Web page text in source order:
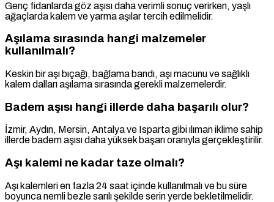
Genç fidanlarda göz aşısı daha verimli sonuç verirken, yaşlı
ağaçlarda kalem ve yarma aşılar tercih edilmelidir.
Aşılama sırasında hangi malzemeler
kullanılmalı?
Keskin bir aşı bıçağı, bağlama bandı, aşı macunu ve sağlıklı
kalem dalları aşılama sırasında gerekli malzemelerdir.
Badem aşısı hangi illerde daha başarılı olur?
İzmir, Aydın, Mersin, Antalya ve Isparta gibi ılıman iklime sahip
illerde badem aşısı daha yüksek başarı oranıyla gerçekleştirilir.
Aşı kalemi ne kadar taze olmalı?
Aşı kalemleri en fazla 24 saat içinde kullanılmalı ve bu süre
boyunca nemli bezle sarılı şekilde serin yerde bekletilmelidir.